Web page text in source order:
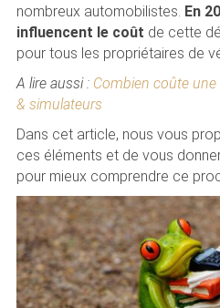
nombreux automobilistes. En
influencent le coût de cette
pour tous les propriétaires de
A lire aussi : Combien coûte
& simulateurs
Dans cet article, nous vous
ces éléments et de vous
pour mieux comprendre ce